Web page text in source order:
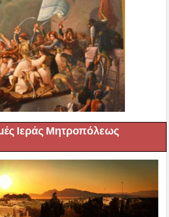
Ιεράς Μητροπόλεως